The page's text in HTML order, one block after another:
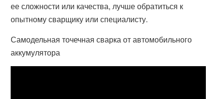
ее сложности или качества, лучше обратиться к
опытному сварщику или специалисту.
Самодельная точечная сварка от автомобильного
аккумулятора